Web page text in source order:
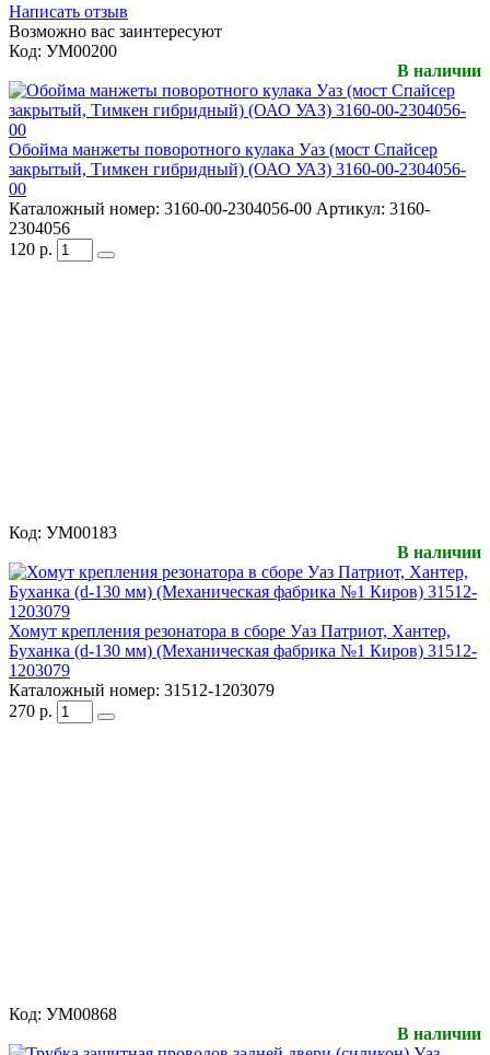
Написать отзыв
Возможно вас заинтересуют
Код: УМ00200
В наличии
Обойма манжеты поворотного кулака Уаз (мост Спайсер
закрытый, Тимкен гибридный) (ОАО УАЗ) 3160-00-2304056-
00
Каталожный номер: 3160-00-2304056-00 Артикул: 3160-
2304056
120 р.
Код: УМ00183
В наличии
Хомут крепления резонатора в сборе Уаз Патриот, Хантер,
Буханка (d-130 мм) (Механическая фабрика №1 Киров) 31512-
1203079
Каталожный номер: 31512-1203079
270 р.
Код: УМ00868
В наличии